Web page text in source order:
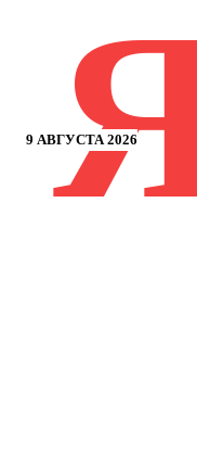
9 АВГУСТА 2026